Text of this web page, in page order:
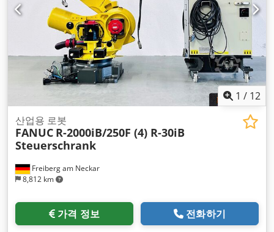
1 / 12
Freiberg am Neckar
8,812 km
산업용 로봇
FANUC R-2000iB/250F (4) R-30iB
Steuerschrank
가격 정보 전화하기